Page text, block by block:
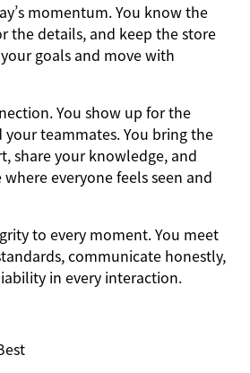
momentum. You know the
the details, and keep the store
goals and move with
. You show up for the
your teammates. You bring the
share your knowledge, and
where everyone feels seen and
to every moment. You meet
communicate honestly,
in every interaction.